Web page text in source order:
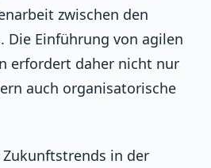
zwischen den
Die Einführung von agilen
erfordert daher nicht nur
auch organisatorische
in der